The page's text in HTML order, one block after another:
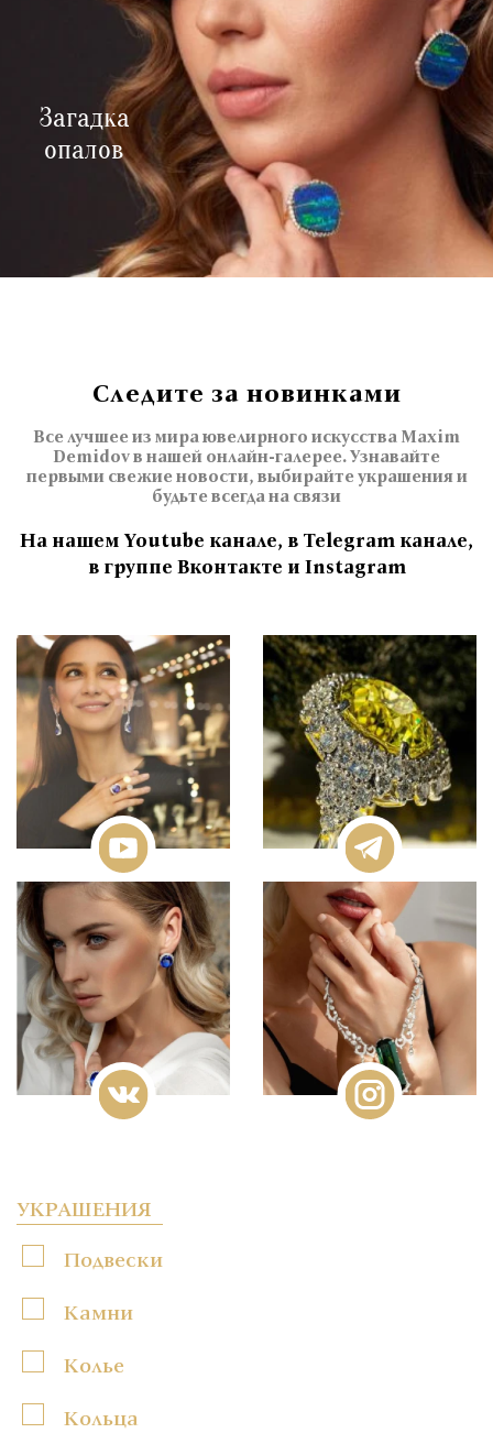
Загадка
опалов
Следите за новинками
Все лучшее из мира ювелирного искусства Maxim
Demidov в нашей онлайн-галерее. Узнавайте
первыми свежие новости, выбирайте украшения и
будьте всегда на связи
На нашем Youtube канале, в Telegram канале,
в группе Вконтакте и Instagram
УКРАШЕНИЯ
Подвески
Камни
Колье
Кольца